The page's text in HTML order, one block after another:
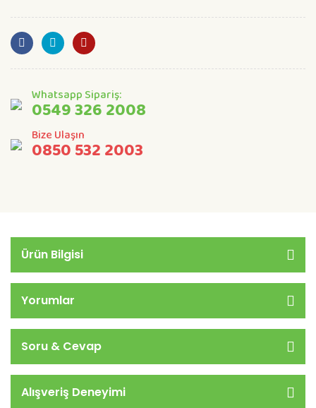
Whatsapp Sipariş:
0549 326 2008
Bize Ulaşın
0850 532 2003
Ürün Bilgisi
Yorumlar
Soru & Cevap
Alışveriş Deneyimi